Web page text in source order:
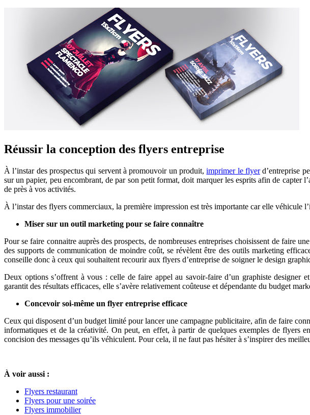
Réussir la conception des flyers entreprise
À l’instar des prospectus qui servent à promouvoir un produit,imprimer le flyerd’entreprise
sur un papier, peu encombrant, de par son petit format, doit marquer les esprits afin de
de près à vos activités.
À l’instar des flyers commerciaux, la première impression est très importante car elle véhicule
Miser sur un outil marketing pour se faire connaître
Pour se faire connaitre auprès des prospects, de nombreuses entreprises choisissent de faire
des supports de communication de moindre coût, se révèlent être des outils marketing
conseille donc à ceux qui souhaitent recourir aux flyers d’entreprise de soigner le design
Deux options s’offrent à vous : celle de faire appel au savoir-faire d’un graphiste
garantit des résultats efficaces, elle s’avère relativement coûteuse et dépendante du budget
Concevoir soi-même un flyer entreprise efficace
Ceux qui disposent d’un budget limité pour lancer une campagne publicitaire, afin de faire
informatiques et de la créativité. On peut, en effet, à partir de quelques exemples de flyers
concision des messages qu’ils véhiculent. Pour cela, il ne faut pas hésiter à s’inspirer des
À voir aussi :
Flyers restaurant
Flyers pour une soirée
Flyers immobilier